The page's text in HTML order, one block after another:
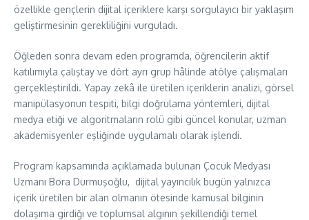
özellikle gençlerin dijital içeriklere karşı sorgulayıcı bir yaklaşım
geliştirmesinin gerekliliğini vurguladı.
Öğleden sonra devam eden programda, öğrencilerin aktif
katılımıyla çalıştay ve dört ayrı grup hâlinde atölye çalışmaları
gerçekleştirildi. Yapay zekâ ile üretilen içeriklerin analizi, görsel
manipülasyonun tespiti, bilgi doğrulama yöntemleri, dijital
medya etiği ve algoritmaların rolü gibi güncel konular, uzman
akademisyenler eşliğinde uygulamalı olarak işlendi.
Program kapsamında açıklamada bulunan Çocuk Medyası
Uzmanı Bora Durmuşoğlu, dijital yayıncılık bugün yalnızca
içerik üretilen bir alan olmanın ötesinde kamusal bilginin
dolaşıma girdiği ve toplumsal algının şekillendiği temel